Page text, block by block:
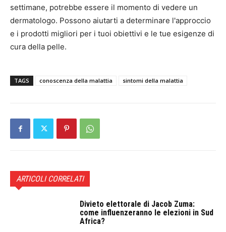
settimane, potrebbe essere il momento di vedere un
dermatologo. Possono aiutarti a determinare l'approccio
e i prodotti migliori per i tuoi obiettivi e le tue esigenze di
cura della pelle.
TAGS conoscenza della malattia sintomi della malattia
ARTICOLI CORRELATI
Divieto elettorale di Jacob Zuma:
come influenzeranno le elezioni in Sud
Africa?